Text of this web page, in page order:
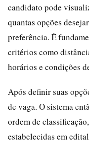
candidato pode
quantas opções
preferência. É
critérios como
horários e condições
Após definir suas
de vaga. O sistema
ordem de
estabelecidas em